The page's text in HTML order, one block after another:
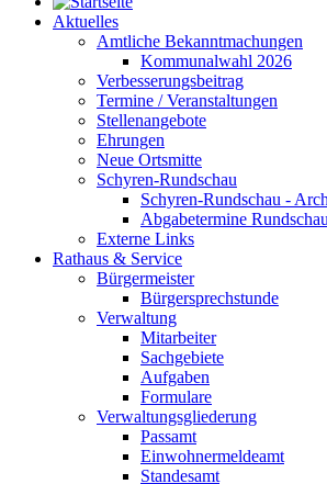
Aktuelles
Amtliche Bekanntmachungen
Kommunalwahl 2026
Verbesserungsbeitrag
Termine / Veranstaltungen
Stellenangebote
Ehrungen
Neue Ortsmitte
Schyren-Rundschau
Schyren-Rundschau -
Abgabetermine Rundschau
Externe Links
Rathaus & Service
Bürgermeister
Bürgersprechstunde
Verwaltung
Mitarbeiter
Sachgebiete
Aufgaben
Formulare
Verwaltungsgliederung
Passamt
Einwohnermeldeamt
Standesamt